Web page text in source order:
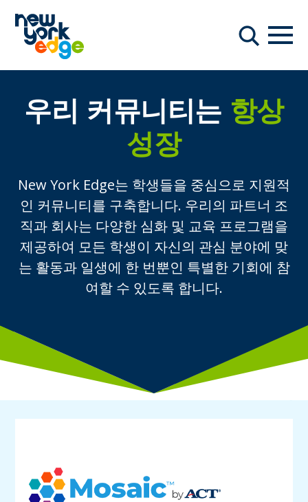
찾다
항해
우리 커뮤니티는 항상
성장
New York Edge는 학생들을 중심으로 지원적
인 커뮤니티를 구축합니다. 우리의 파트너 조
직과 회사는 다양한 심화 및 교육 프로그램을
제공하여 모든 학생이 자신의 관심 분야에 맞
는 활동과 일생에 한 번뿐인 특별한 기회에 참
여할 수 있도록 합니다.